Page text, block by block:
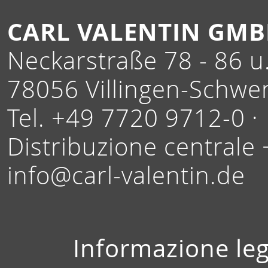
CARL VALENTIN
Neckarstraße 78 - 86
78056 Villingen-
Tel. +49 7720 9712-0 ·
Distribuzione centrale
info@carl-valentin.de
Informazione